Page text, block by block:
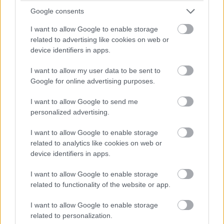
Google consents
I want to allow Google to enable storage
related to advertising like cookies on web or
device identifiers in apps.
I want to allow my user data to be sent to
Google for online advertising purposes.
I want to allow Google to send me
personalized advertising.
I want to allow Google to enable storage
related to analytics like cookies on web or
device identifiers in apps.
I want to allow Google to enable storage
related to functionality of the website or app.
I want to allow Google to enable storage
related to personalization.
lekörözésre váró Villeneuve éppen a versenynek
eme kritikus szakaszában tartotta őt fel a BAR
Hondával.
A Renault tesztpilótája, Fernando Alonso